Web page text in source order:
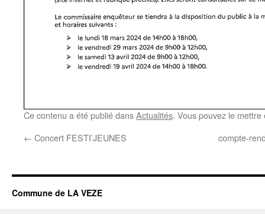
Ce contenu a été publié dansActualités. Vous pouvez le
← Concert FESTI’JEUNES compte-
Commune de LA VEZE